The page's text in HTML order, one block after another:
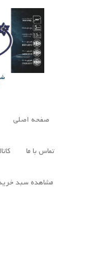
صفحه اصلی
تماس با ما
مشاهده سبد